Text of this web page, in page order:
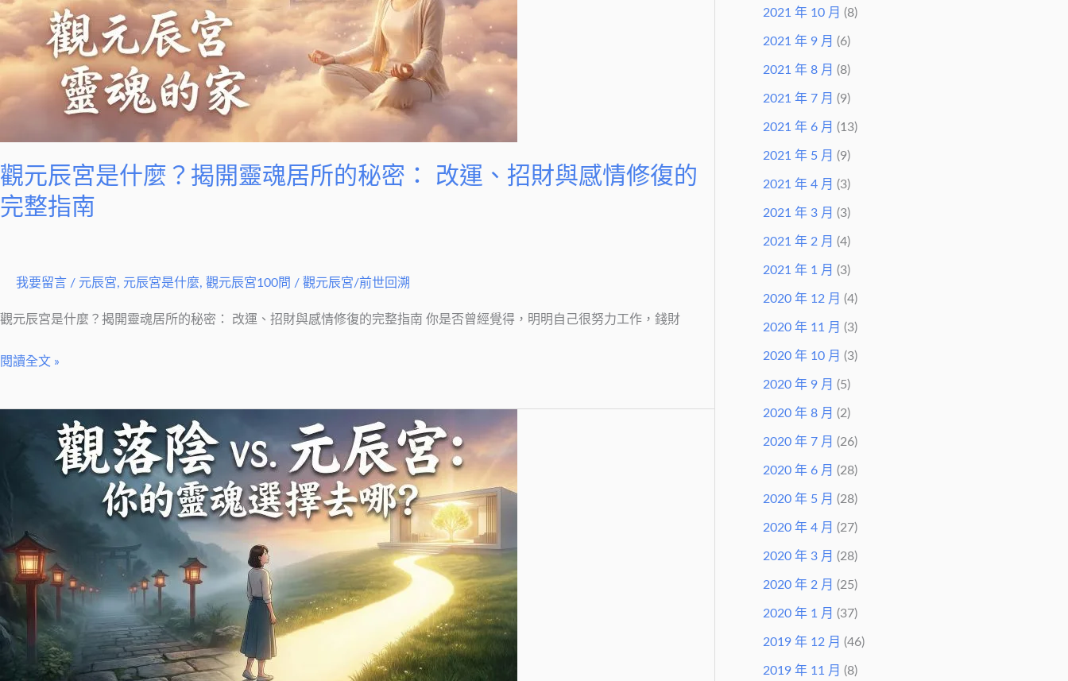
觀元辰宮是什麼？揭開靈魂居所的秘密： 改運、招財與感情修復的
完整指南
我要留言 / 元辰宮, 元辰宮是什麼, 觀元辰宮100問 / 觀元辰宮/前世回溯
觀元辰宮是什麼？揭開靈魂居所的秘密： 改運、招財與感情修復的完整指南 你是否曾經覺得，明明自己很努力工作，錢財
麼？
揭
開
的
秘
密：
感
南
閱讀全文 »
麼？
2026
完
指
2021 年 10 月 (8)
2021 年 9 月 (6)
2021 年 8 月 (8)
2021 年 7 月 (9)
2021 年 6 月 (13)
2021 年 5 月 (9)
2021 年 4 月 (3)
2021 年 3 月 (3)
2021 年 2 月 (4)
2021 年 1 月 (3)
2020 年 12 月 (4)
2020 年 11 月 (3)
2020 年 10 月 (3)
2020 年 9 月 (5)
2020 年 8 月 (2)
2020 年 7 月 (26)
2020 年 6 月 (28)
2020 年 5 月 (28)
2020 年 4 月 (27)
2020 年 3 月 (28)
2020 年 2 月 (25)
2020 年 1 月 (37)
2019 年 12 月 (46)
2019 年 11 月 (8)